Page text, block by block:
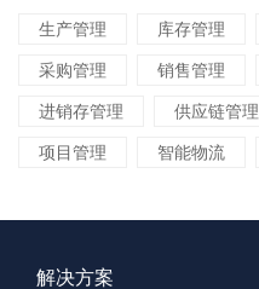
生产管理 库存管理
采购管理 销售管理
进销存管理 供应链管理
项目管理 智能物流
解决方案